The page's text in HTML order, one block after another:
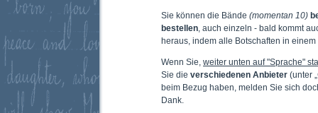
Sie können die Bände (momentan 10)
bestellen , auch einzeln - bald kommt
heraus, indem alle Botschaften in
Wenn Sie, weiter unten auf "Sprache"
Sie die verschiedenen Anbieter (unter
beim Bezug haben, melden Sie sich
Dank.